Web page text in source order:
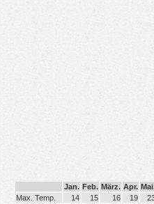
Jan. Feb. März. Apr.
Max. Temp.
14 15 16 19